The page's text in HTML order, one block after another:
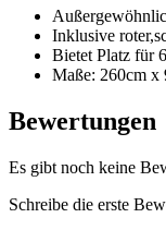
Inklusive
Bietet Platz für
Maße: 260cm x
Bewertungen
Es gibt noch keine
Schreibe die erste